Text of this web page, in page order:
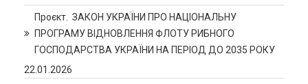
Проєкт. ЗАКОН УКРАЇНИ ПРО НАЦІОНАЛЬНУ
ПРОГРАМУ ВІДНОВЛЕННЯ ФЛОТУ РИБНОГО
ГОСПОДАРСТВА УКРАЇНИ НА ПЕРІОД ДО 2035 РОКУ
22.01.2026